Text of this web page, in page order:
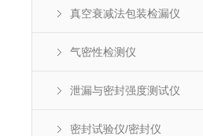
真空衰减法包装检漏仪
气密性检测仪
泄漏与密封强度测试仪
密封试验仪/密封仪